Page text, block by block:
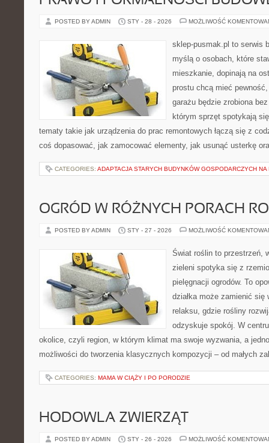
POSTED BY ADMIN STY - 28 - 2026 MOŻLIWOŚĆ
sklep-pusmak.pl to serwis
myślą o osobach, które
mieszkanie, dopinają na
prostu chcą mieć
garażu będzie zrobiona
którym sprzęt spotykają
tematy takie jak urządzenia do prac remontowych łączą się z
coś dopasować, jak zamocować elementy, jak usunąć usterkę
CATEGORIES: ADAPTACJA STARYCH BUDYNKÓW GOSPODARCZYCH
OGRÓD W RÓŻNYCH PORACH
POSTED BY ADMIN STY - 27 - 2026 MOŻLIWOŚĆ
Świat roślin to przestrzeń,
zieleni spotyka się z
pielęgnacji ogrodów. To
działka może zamienić się
relaksu, gdzie rośliny
odzyskuje spokój. W
okolice, czyli region, w którym klimat ma swoje wyzwania, a
możliwości do tworzenia klasycznych kompozycji – od małych
CATEGORIES: MAMA W CIĄŻY I PO PORODZIE
HODOWLA ZWIERZĄT
POSTED BY ADMIN STY - 26 - 2026 MOŻLIWOŚĆ